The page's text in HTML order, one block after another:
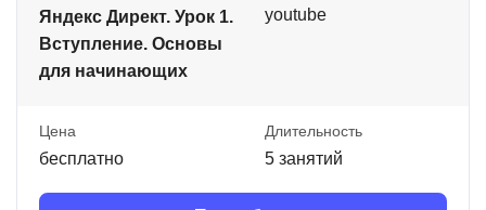
Яндекс Директ. Урок 1.
Вступление. Основы
для начинающих
youtube
Цена
бесплатно
Длительность
5 занятий